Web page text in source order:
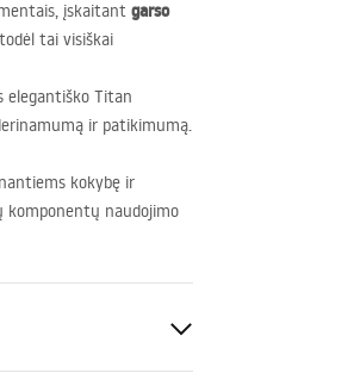
įskaitant garso
tai visiškai
elegantiško Titan
ir patikimumą.
kokybę ir
komponentų naudojimo